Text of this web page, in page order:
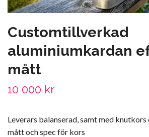
Customtillverkad
aluminiumkardan
mått
10 000 kr
Leverars balanserad, samt med
mått och spec för kors